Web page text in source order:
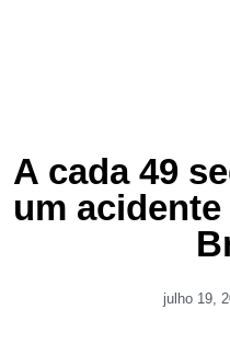
A cada 49
um
julho 19,